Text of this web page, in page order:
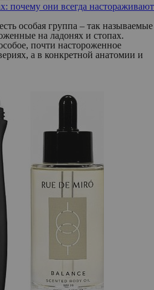
почему они всегда настораживают
особая группа – так называемые
на ладонях и стопах.
почти настороженное
а в конкретной анатомии и